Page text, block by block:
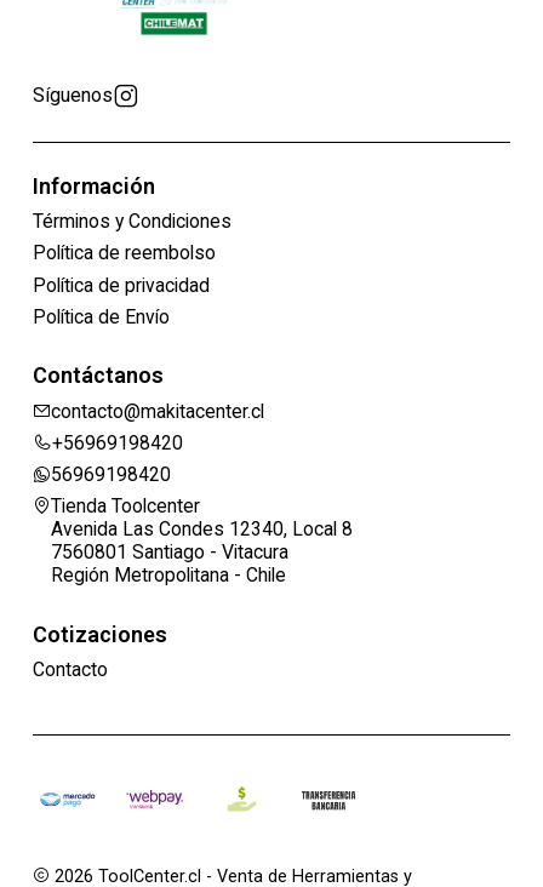
Síguenos
Información
Términos y Condiciones
Política de reembolso
Política de privacidad
Política de Envío
Contáctanos
contacto@makitacenter.cl
+56969198420
56969198420
Tienda Toolcenter
Avenida Las Condes 12340, Local 8
7560801 Santiago - Vitacura
Región Metropolitana - Chile
Cotizaciones
Contacto
2026 ToolCenter.cl - Venta de Herramientas y